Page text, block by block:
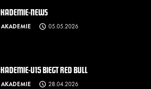
NEWS
AKADEMIE 05.05.2026
U15 BIEGT RED BULL
AKADEMIE 28.04.2026